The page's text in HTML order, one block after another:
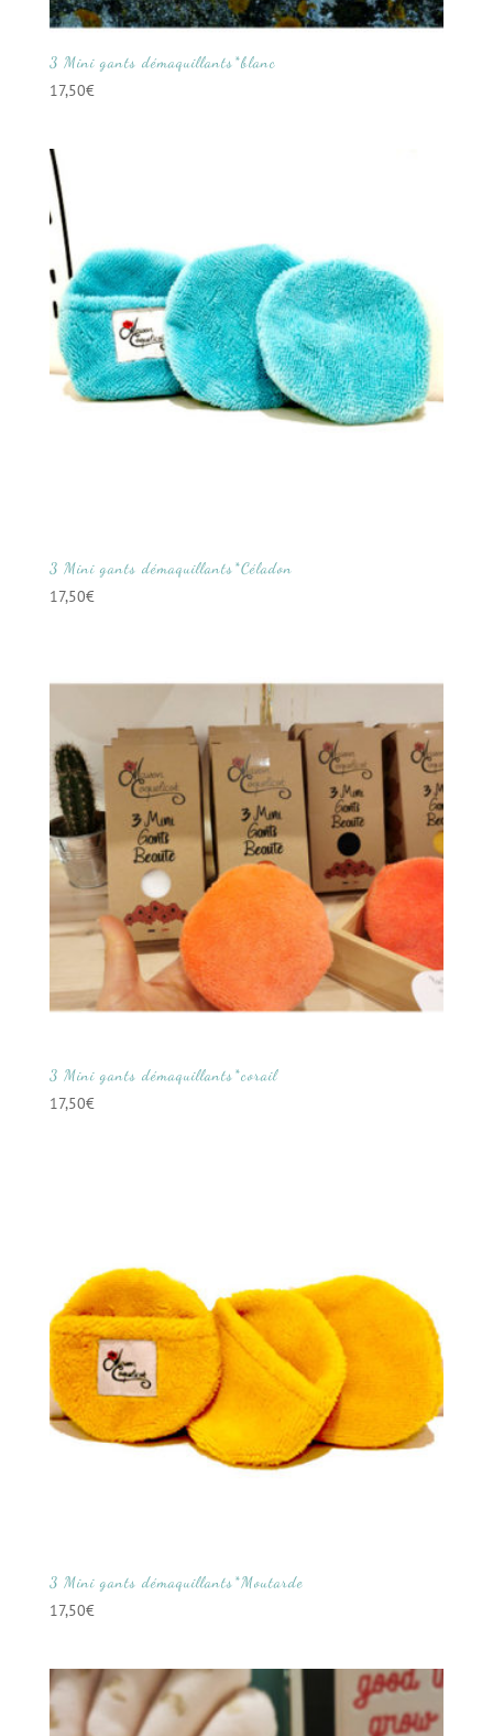
3 Mini gants démaquillants*blanc
17,50€
3 Mini gants démaquillants*Céladon
17,50€
3 Mini gants démaquillants*corail
17,50€
3 Mini gants démaquillants*Moutarde
17,50€